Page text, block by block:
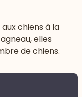
chiens à la
elles
de chiens.